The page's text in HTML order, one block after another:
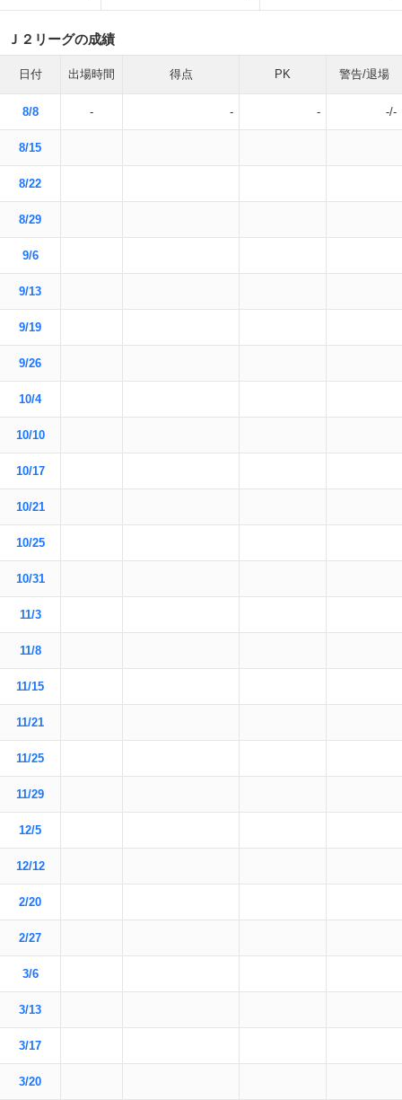
Ｊ２リーグの成績
日付 出場時間 得点 PK 警告/退場
8/8 - - - -/-
8/15
8/22
8/29
9/6
9/13
9/19
9/26
10/4
10/10
10/17
10/21
10/25
10/31
11/3
11/8
11/15
11/21
11/25
11/29
12/5
12/12
2/20
2/27
3/6
3/13
3/17
3/20